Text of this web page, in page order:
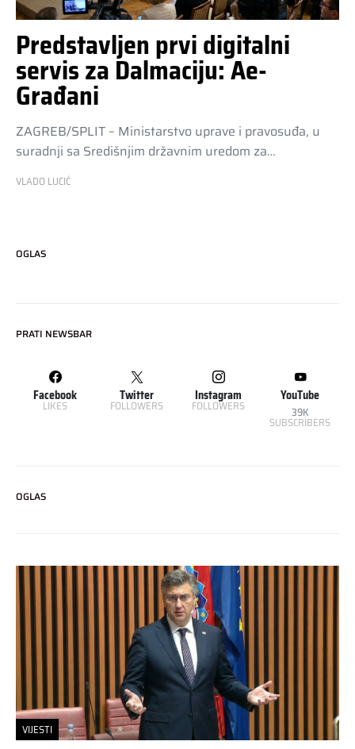
Predstavljen prvi digitalni
servis za Dalmaciju: Ae-
Građani
ZAGREB/SPLIT – Ministarstvo uprave i pravosuđa, u
suradnji sa Središnjim državnim uredom za…
VLADO LUCIĆ
OGLAS
PRATI NEWSBAR
Facebook
LIKES
Twitter
FOLLOWERS
Instagram
FOLLOWERS
YouTube
39K
SUBSCRIBERS
OGLAS
VIJESTI